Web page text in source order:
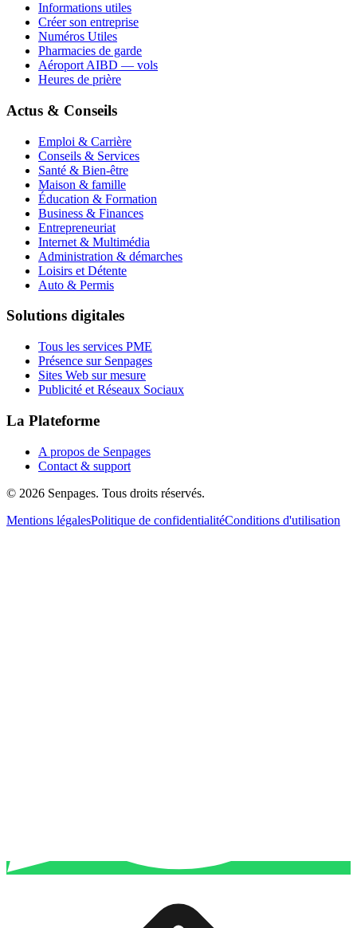
Informations utiles
Créer son entreprise
Numéros Utiles
Pharmacies de garde
Aéroport AIBD — vols
Heures de prière
Actus & Conseils
Emploi & Carrière
Conseils & Services
Santé & Bien-être
Maison & famille
Éducation & Formation
Business & Finances
Entrepreneuriat
Internet & Multimédia
Administration & démarches
Loisirs et Détente
Auto & Permis
Solutions digitales
Tous les services PME
Présence sur Senpages
Sites Web sur mesure
Publicité et Réseaux Sociaux
La Plateforme
A propos de Senpages
Contact & support
© 2026 Senpages. Tous droits réservés.
Mentions légalesPolitique de confidentialitéConditions d'utilisation